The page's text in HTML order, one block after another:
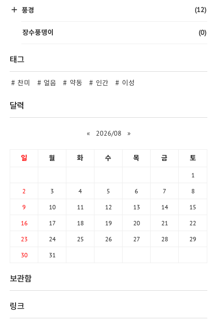
풍경 (12)
장수풍뎅이 (0)
태그
찬미 얼음 약동 인간 이성
달력
« 2026/08 »
일 월 화 수 목 금 토
1
2 3 4 5 6 7 8
9 10 11 12 13 14 15
16 17 18 19 20 21 22
23 24 25 26 27 28 29
30 31
보관함
링크